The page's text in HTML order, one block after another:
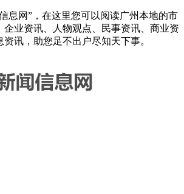
息网”，在这里您可以阅读广州本地的市
企业资讯、人物观点、民事资讯、商业资
讯，助您足不出户尽知天下事。